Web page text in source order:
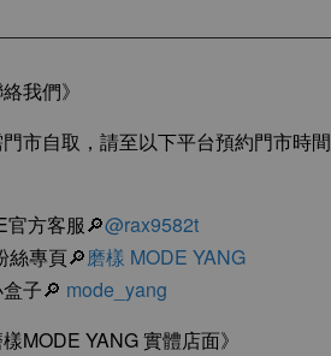
絡我們》
市自取，請至以下平台預約門市時間
官方客服🔎@rax9582t
絲專頁🔎磨樣 MODE YANG
子🔎 mode_yang
樣MODE YANG 實體店面》